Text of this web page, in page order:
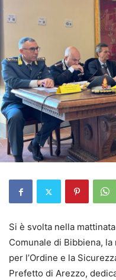
Si è svolta nella
Comunale di Bibbiena,
per l’Ordine e la
Prefetto di Arezzo,